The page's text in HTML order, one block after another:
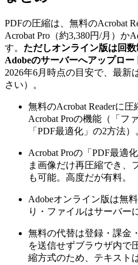
PDFの圧縮は、無料のAcrobat
Acrobat Pro（約3,380円/月）か
す。 ただしオンライン版は回
Adobeのサーバーへアップロー
2026年6月時点の目安で、最新
さい）。
無料のAcrobat Readerに
Acrobat Proの機能（「フ
「PDF最適化」の2方法）
Acrobat Proの「PDF最適
ま画像だけ再圧縮でき、
も可能。高度だが有料。
Adobeオンライン版は無
り・ファイルはサーバー
無料の代替は登録・課金
を送信せずブラウザ内で
縮方式のため、テキスト